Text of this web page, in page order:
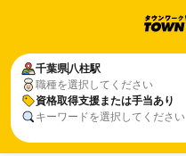
千葉県八柱駅
職種を選択してください
資格取得支援または手当あり
キーワードを選択してください